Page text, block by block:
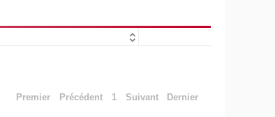
Premier Précédent 1 Suivant Dernier